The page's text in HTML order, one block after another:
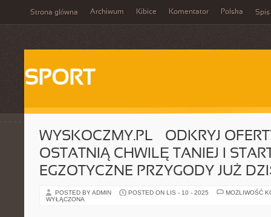
Strona główna Archiwum Kibice Komentator Polska Spis
SPORT
WYSKOCZMY.PL – ODKRYJ
OSTATNIĄ CHWILĘ TANIEJ I
EGZOTYCZNE PRZYGODY JUŻ
POSTED BY ADMIN POSTED ON LIS - 10 - 2025
MOŻLIWOŚĆ
WYŁĄCZONA